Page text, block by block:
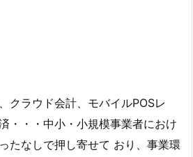
クラウド会計、モバイルPOSレ
・・・中小・小規模事業者におけ
たなしで押し寄せて おり、事業環